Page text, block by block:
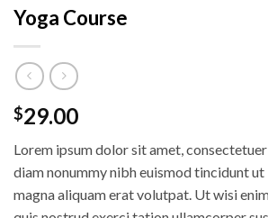
Yoga Course
$29.00
Lorem ipsum dolor sit amet,
diam nonummy nibh euismod tincidunt
magna aliquam erat volutpat. Ut wisi